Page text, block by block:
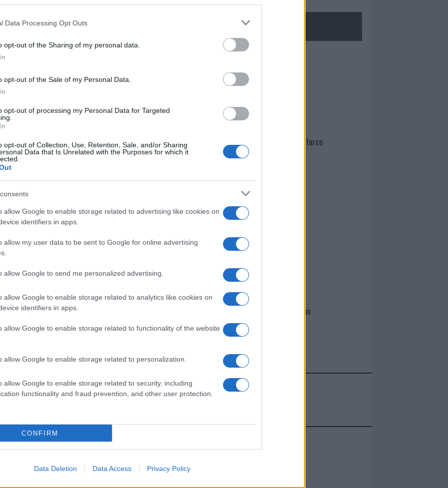
Data Processing Opt Outs
opt-out of the Sharing of my personal data.
opt-out of the Sale of my Personal Data.
opt-out of processing my Personal Data for Targeted
opt-out of Collection, Use, Retention, Sale, and/or Sharing
Data that Is Unrelated with the Purposes for which it
allow Google to enable storage related to advertising like cookies on
identifiers in apps.
allow my user data to be sent to Google for online advertising
allow Google to send me personalized advertising.
allow Google to enable storage related to analytics like cookies on
identifiers in apps.
allow Google to enable storage related to functionality of the website
allow Google to enable storage related to personalization.
allow Google to enable storage related to security, including
functionality and fraud prevention, and other user protection.
CONFIRM
Data Deletion Data Access Privacy Policy
nella sezione
NECROLOGIE
Martina Agostina Diturco
I nostri cari
I nostri cari
Giovannimaria Cabras
Invia un Comunicato Stampa|Pubblicità|Segnala
e ricevi le nostre email periodiche contenenti le ultime notizie pubblicate sul sito web!